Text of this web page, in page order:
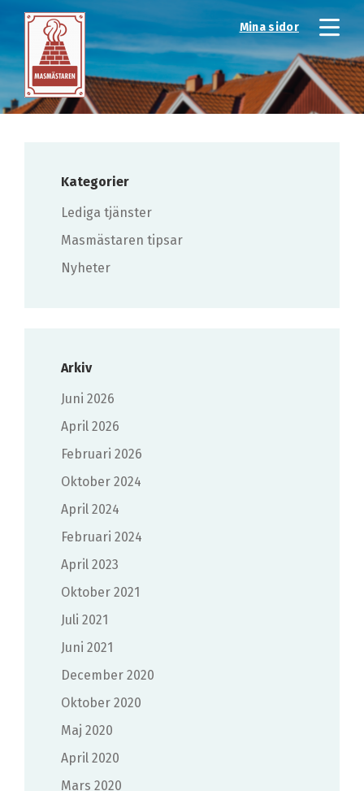
Mina sidor
Kategorier
Lediga tjänster
Masmästaren tipsar
Nyheter
Arkiv
juni 2026
april 2026
februari 2026
oktober 2024
april 2024
februari 2024
april 2023
oktober 2021
juli 2021
juni 2021
december 2020
oktober 2020
maj 2020
april 2020
mars 2020